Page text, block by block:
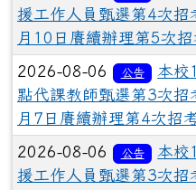
援工作人員甄選第4次
月10日賡續辦理第5次招
2026-08-06 公告
本校
點代課教師甄選第3次
月7日賡續辦理第4次招
2026-08-06 公告
本校
援工作人員甄選第3次